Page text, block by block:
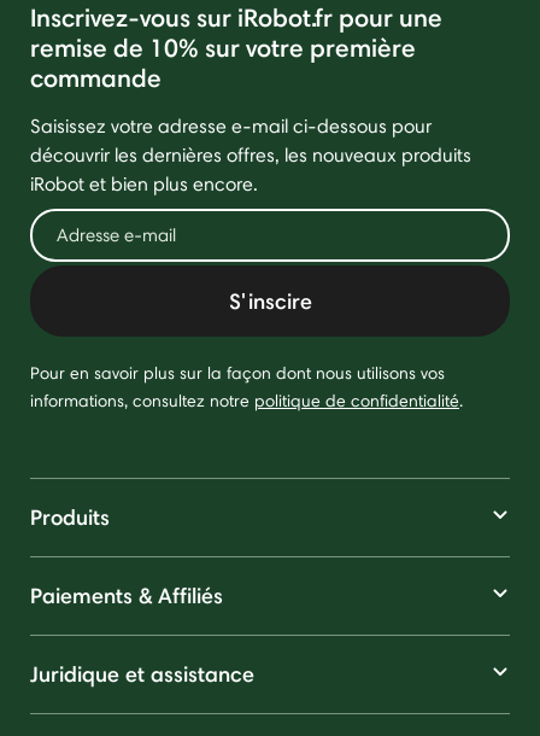
Inscrivez-vous sur iRobot.fr pour une
remise de 10% sur votre première
commande
Saisissez votre adresse e-mail ci-dessous pour
découvrir les dernières offres, les nouveaux produits
iRobot et bien plus encore.
S'inscire
Pour en savoir plus sur la façon dont nous utilisons vos
informations, consultez notre politique de confidentialité.
Produits
Paiements & Affiliés
Juridique et assistance